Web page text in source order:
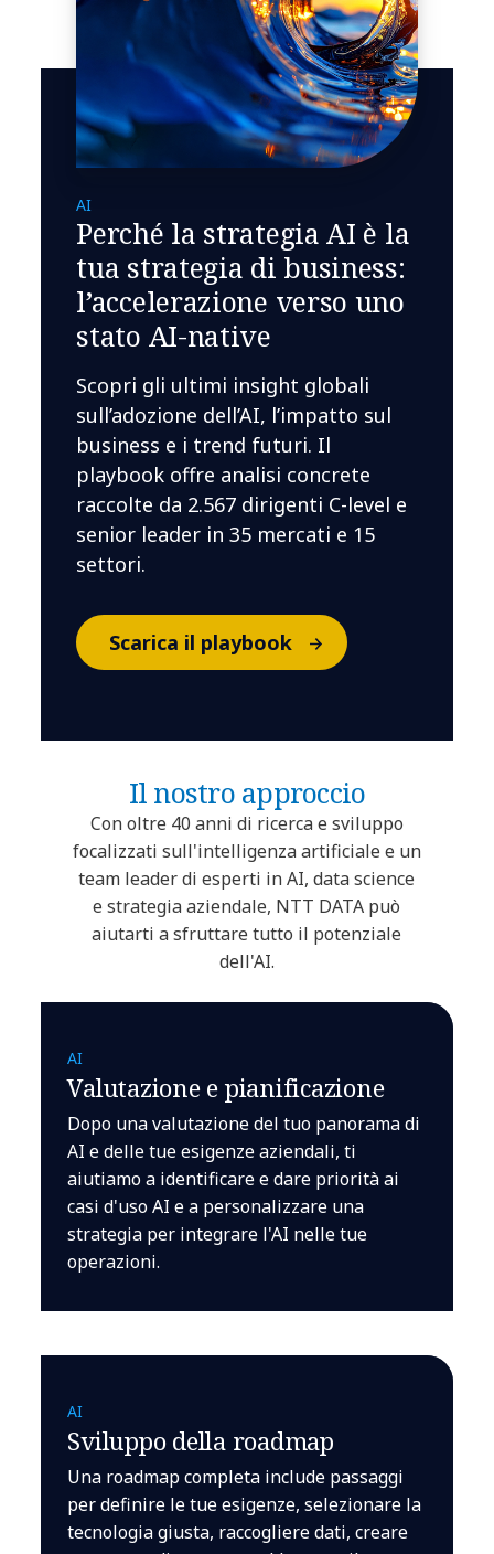
AI
Perché la strategia AI è la
tua strategia di business:
l’accelerazione verso uno
stato AI-native
Scopri gli ultimi insight globali
sull’adozione dell’AI, l’impatto sul
business e i trend futuri. Il
playbook offre analisi concrete
raccolte da 2.567 dirigenti C-level e
senior leader in 35 mercati e 15
settori.
Scarica il playbook
Il nostro approccio
Con oltre 40 anni di ricerca e sviluppo
focalizzati sull'intelligenza artificiale e un
team leader di esperti in AI, data science
e strategia aziendale, NTT DATA può
aiutarti a sfruttare tutto il potenziale
dell'AI.
AI
Valutazione e pianificazione
Dopo una valutazione del tuo panorama di
AI e delle tue esigenze aziendali, ti
aiutiamo a identificare e dare priorità ai
casi d'uso AI e a personalizzare una
strategia per integrare l'AI nelle tue
operazioni.
AI
Sviluppo della roadmap
Una roadmap completa include passaggi
per definire le tue esigenze, selezionare la
tecnologia giusta, raccogliere dati, creare